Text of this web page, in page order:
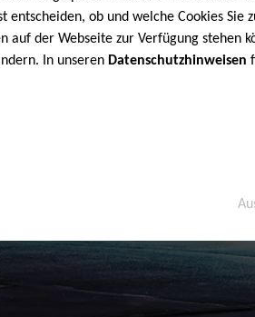
entscheiden, ob und welche Cookies Sie
der Webseite zur Verfügung stehen
In unseren Datenschutzhinweisen